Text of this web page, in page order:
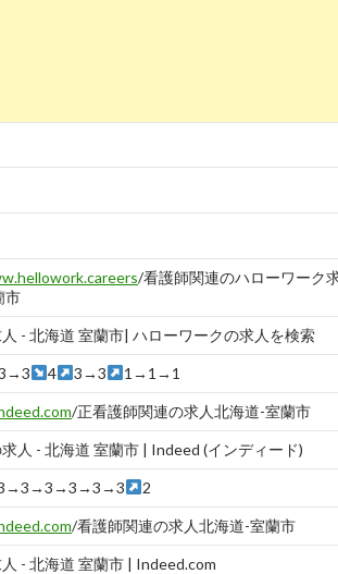
/看護師関連のハローワーク
市
- 北海道 室蘭市| ハローワークの求人を検索
4 3→3 1→1→1
/正看護師関連の求人北海道-室蘭市
人 - 北海道 室蘭市 | Indeed (インディード)
2
/看護師関連の求人北海道-室蘭市
- 北海道 室蘭市 | Indeed.com